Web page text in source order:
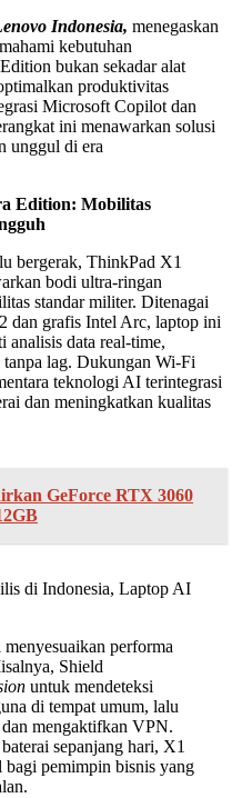
Indonesia, menegaskan
kebutuhan
bukan sekadar alat
produktivitas
Microsoft Copilot dan
ini menawarkan solusi
unggul di era
Edition: Mobilitas
bergerak, ThinkPad X1
bodi ultra-ringan
standar militer. Ditenagai
dan grafis Intel Arc, laptop ini
analisis data real-time,
lag. Dukungan Wi-Fi
teknologi AI terintegrasi
dan meningkatkan kualitas
GeForce RTX 3060
performa
Shield
untuk mendeteksi
di tempat umum, lalu
mengaktifkan VPN.
sepanjang hari, X1
pemimpin bisnis yang